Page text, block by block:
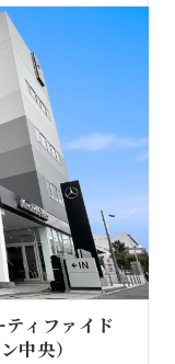
ィファイド
中央）